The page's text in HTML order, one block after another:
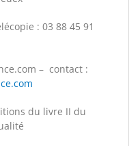
: 03 88 45 91
– contact :
du livre II du